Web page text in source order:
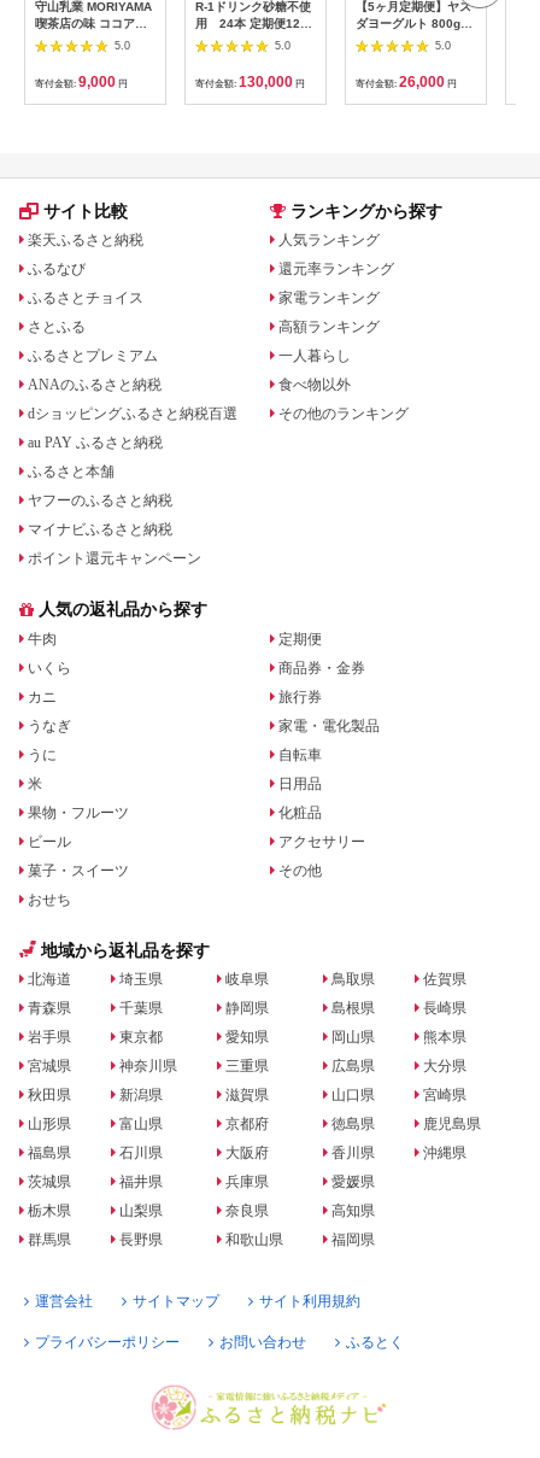
守山乳業 MORIYAMA
喫茶店の味 ココア
1000g × 6本 【 ココ
級 ココア飲料 おいし
いココア チョコレー
ト ギフト プレゼント
5.0
寄付金額: 9,000 円
R-1ドリンク砂糖不使
用 24本 定期便12ヶ
月◇
5.0
寄付金額: 130,000 円
【5ヶ月定期便】ヤス
ダヨーグルト 800g×3
本×5回 大ボトル 無添
加 搾りたて こだわり
生乳 濃厚 飲むヨーグ
ルト のむよーぐると
ヨーグルト 1B62026
5.0
寄付金額: 26,000 円
サイト比較
楽天ふるさと納税
ふるなび
ふるさとチョイス
さとふる
ふるさとプレミアム
ANAのふるさと納税
dショッピングふるさと納税百選
au PAY ふるさと納税
ふるさと本舗
ヤフーのふるさと納税
マイナビふるさと納税
ポイント還元キャンペーン
ランキングから探す
人気ランキング
還元率ランキング
家電ランキング
高額ランキング
一人暮らし
食べ物以外
その他のランキング
人気の返礼品から探す
牛肉
いくら
カニ
うなぎ
うに
米
果物・フルーツ
ビール
菓子・スイーツ
おせち
定期便
商品券・金券
旅行券
家電・電化製品
自転車
日用品
化粧品
アクセサリー
その他
地域から返礼品を探す
北海道
青森県
岩手県
宮城県
秋田県
山形県
福島県
茨城県
栃木県
群馬県
埼玉県
千葉県
東京都
神奈川県
新潟県
富山県
石川県
福井県
山梨県
長野県
岐阜県
静岡県
愛知県
三重県
滋賀県
京都府
大阪府
兵庫県
奈良県
和歌山県
鳥取県
島根県
岡山県
広島県
山口県
徳島県
香川県
愛媛県
高知県
福岡県
佐賀県
長崎県
熊本県
大分県
宮崎県
鹿児島県
沖縄県
運営会社 サイトマップ サイト利用規約
プライバシーポリシー お問い合わせ ふるとく